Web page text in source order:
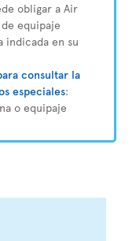
obligar a Air
equipaje
indicada en su
consultar la
especiales:
o equipaje